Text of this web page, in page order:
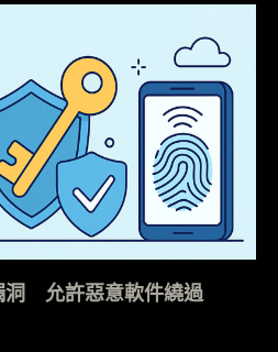
洞 允許惡意軟件繞過